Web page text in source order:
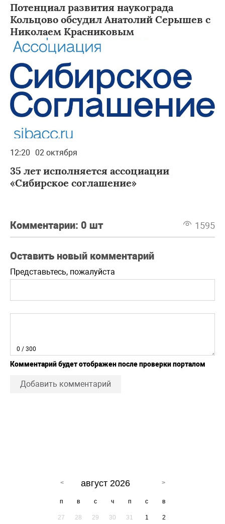
Потенциал развития наукограда
Кольцово обсудил Анатолий Серышев с
Николаем Красниковым
12:20 02 октября
35 лет исполняется ассоциации
«Сибирское соглашение»
Комментарии: 0 шт 1595
Оставить новый комментарий
Представьтесь, пожалуйста
0 / 300
Комментарий будет отображен после проверки порталом
Добавить комментарий
август 2026
п в с ч п с в
27 28 29 30 31 1 2